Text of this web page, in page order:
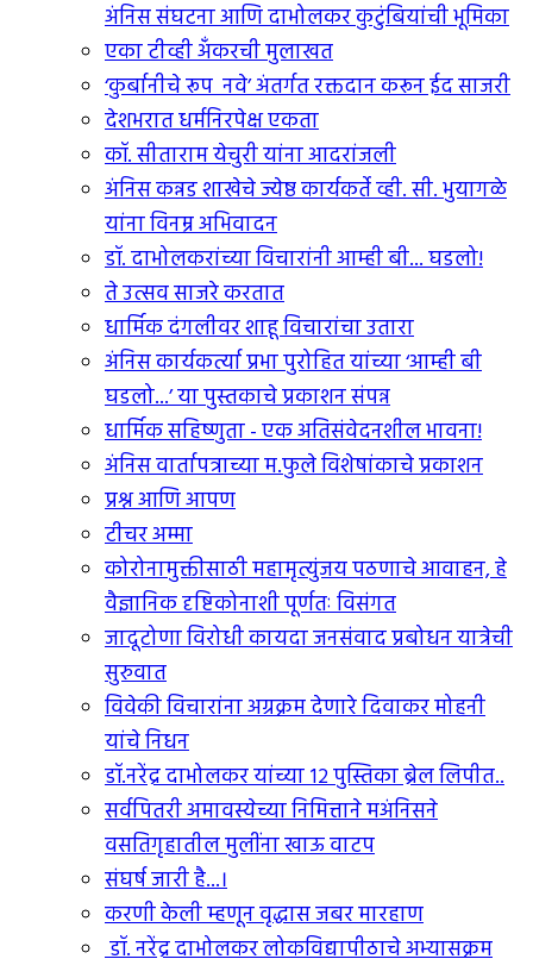
अंनिस संघटना आणि दाभोलकर कुटुंबियांची भूमिका
एका टीव्ही अंँकरची मुलाखत
‘कुर्बानीचे रूप नवे’ अंतर्गत रक्तदान करून ईद साजरी
देशभरात धर्मनिरपेक्ष एकता
कॉ. सीताराम येचुरी यांना आदरांजली
अंनिस कन्नड शाखेचे ज्येष्ठ कार्यकर्ते व्ही. सी. भुयागळे
यांना विनम्र अभिवादन
डॉ. दाभोलकरांच्या विचारांनी आम्ही बी... घडलो!
ते उत्सव साजरे करतात
धार्मिक दंगलीवर शाहू विचारांचा उतारा
अंनिस कार्यकर्त्या प्रभा पुरोहित यांच्या ‘आम्ही बी
घडलो...’ या पुस्तकाचे प्रकाशन संपन्न
धार्मिक सहिष्णुता - एक अतिसंवेदनशील भावना!
अंनिस वार्तापत्राच्या म.फुले विशेषांकाचे प्रकाशन
प्रश्न आणि आपण
टीचर अम्मा
कोरोनामुक्तीसाठी महामृत्युंजय पठणाचे आवाहन, हे
वैज्ञानिक दृष्टिकोनाशी पूर्णतः विसंगत
जादूटोणा विरोधी कायदा जनसंवाद प्रबोधन यात्रेची
सुरुवात
विवेकी विचारांना अग्रक्रम देणारे दिवाकर मोहनी
यांचे निधन
डॉ.नरेंद्र दाभोलकर यांच्या १२ पुस्तिका ब्रेल लिपीत..
सर्वपितरी अमावस्येच्या निमित्ताने मअंनिसने
वसतिगृहातील मुलींना खाऊ वाटप
संघर्ष जारी है...।
करणी केली म्हणून वृद्धास जबर मारहाण
डॉ. नरेंद्र दाभोलकर लोकविद्यापीठाचे अभ्यासक्रम